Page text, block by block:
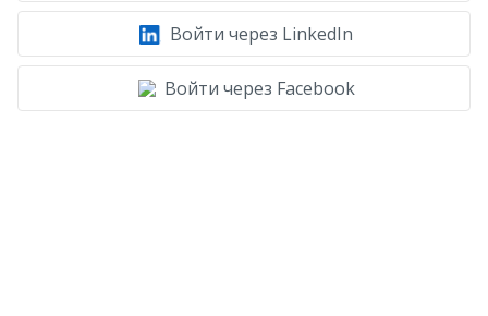
Войти через LinkedIn
Войти через Facebook